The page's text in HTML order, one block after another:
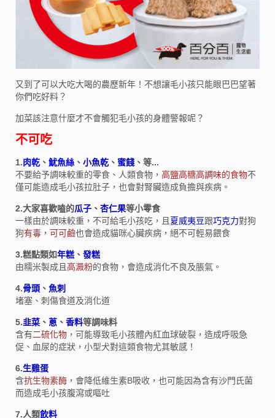
又到了可以大吃大喝的農歷新年！不想讓毛小孩只能眼巴巴望著
你們吃好料？
加菜該注意什麼才不會觸犯毛小孩的身體警報呢？
不可吃
1.肉乾 、 魷魚絲 、 小魚乾 、 蜜餞 、等...
不要給予調味較重的零食、人類食物， 高鹽高糖高調味的食物不
僅可能造成毛小孩拉肚子，也會對腎臟造成負擔與疾病。
2.大家喜歡嗑的瓜子 、 杏仁果等小零食
一樣由於調味較重，不可給毛小孩吃，且夏威夷豆跟巧克力對狗
狗有毒 ， 可可鹼也會造成貓咪心臟疾病，絕不可輕易餵食
3.糕點類如年糕 、 發糕
由糯米製成且高澱粉的食物，會造成消化不良及脹氣。
4.骨頭 、 魚刺
堵塞、刺傷食道及消化道
5.韭菜 、 蔥 、 香料等調味料
含有二硫化物 ，可能導致毛小孩體內紅血球破裂，造成呼吸急
促、血尿的症狀，小型犬對這類食物尤其敏感！
6.生雞蛋
含抗生物素酶 ，會降低維生素B吸收，也可能因為含有沙門氏菌
而造成毛小孩腹瀉或嘔吐
7.人類飲料